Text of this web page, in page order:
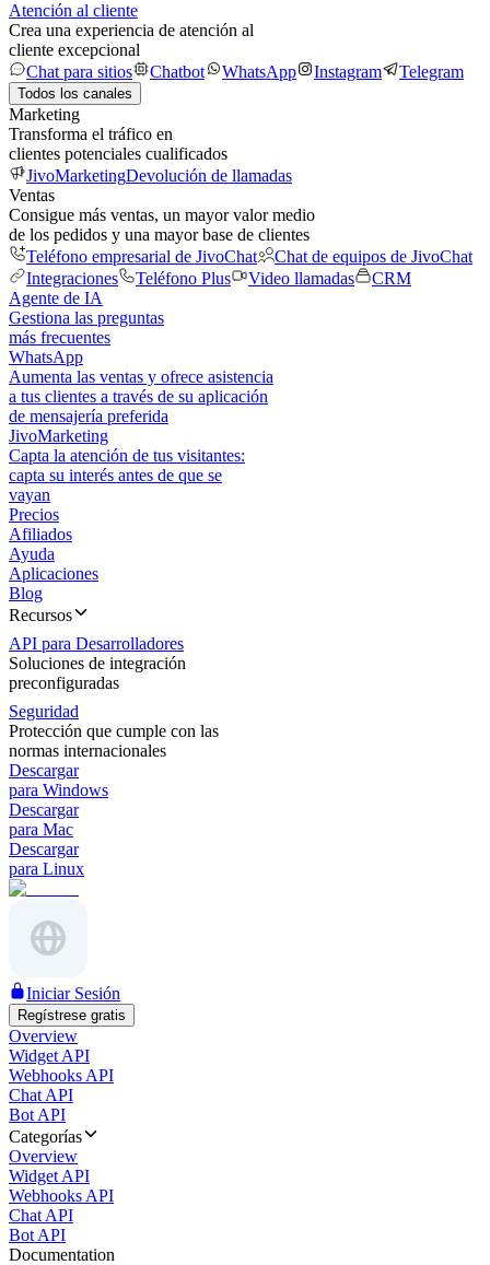
Atención al cliente
Crea una experiencia de atención al
cliente excepcional
Chat para sitios
Chatbot WhatsApp Instagram Telegram
Todos los canales
Marketing
Transforma el tráfico en
clientes potenciales cualificados
JivoMarketingDevolución de llamadas
Ventas
Consigue más ventas, un mayor valor medio
de los pedidos y una mayor base de clientes
Teléfono empresarial de JivoChat
Chat de equipos de JivoChat
Integraciones
Teléfono Plus Video llamadas
CRM
Agente de IA
Gestiona las preguntas
más frecuentes
WhatsApp
Aumenta las ventas y ofrece asistencia
a tus clientes a través de su aplicación
de mensajería preferida
JivoMarketing
Capta la atención de tus visitantes:
capta su interés antes de que se
vayan
Precios
Afiliados
Ayuda
Aplicaciones
Blog
Recursos
API para Desarrolladores
Soluciones de integración
preconfiguradas
Seguridad
Protección que cumple con las
normas internacionales
Descargar
para Windows
Descargar
para Mac
Descargar
para Linux
Iniciar Sesión
Regístrese gratis
Overview
Widget API
Webhooks API
Chat API
Bot API
Categorías
Overview
Widget API
Webhooks API
Chat API
Bot API
Documentation